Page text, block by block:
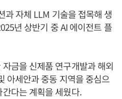
과 자체 LLM 기술을 접목해 생
년 상반기 중 AI 에이전트 플
금을 신제품 연구개발과 해외
아세안과 중동 지역을 중심으
다는 계획을 세웠다.